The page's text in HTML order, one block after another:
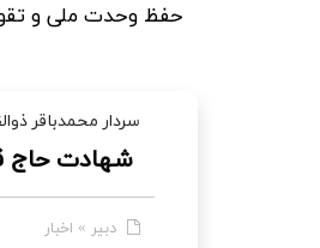
حفظ وحدت ملی و
سردار محمدباقر
شهادت حاج
دبیر » اخبار